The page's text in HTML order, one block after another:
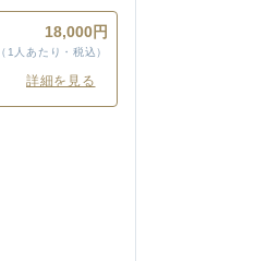
18,000円
（1人あたり・税込）
詳細を見る